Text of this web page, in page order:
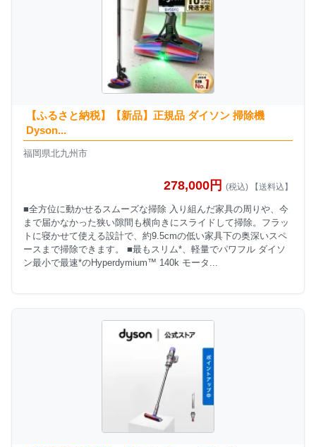
【ふるさと納税】【新品】正規品 ダイソン 掃除機
Dyson...
福岡県北九州市
278,000円 (税込) 【送料込】
■全方位に動かせるスムーズな掃除 入り組んだ家具の周りや、今
まで届かなかった狭い隙間も横向きにスライドして掃除。フラッ
トに寝かせて使える設計で、約9.5cmの低い家具下の奥深いスペ
ースまで掃除できます。 ■最もスリム*、軽量でパワフル ダイソ
ン最小で最速*のHyperdymium™ 140k モータ...